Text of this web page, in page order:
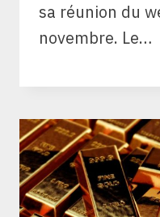
sa réunion du
novembre. Le…